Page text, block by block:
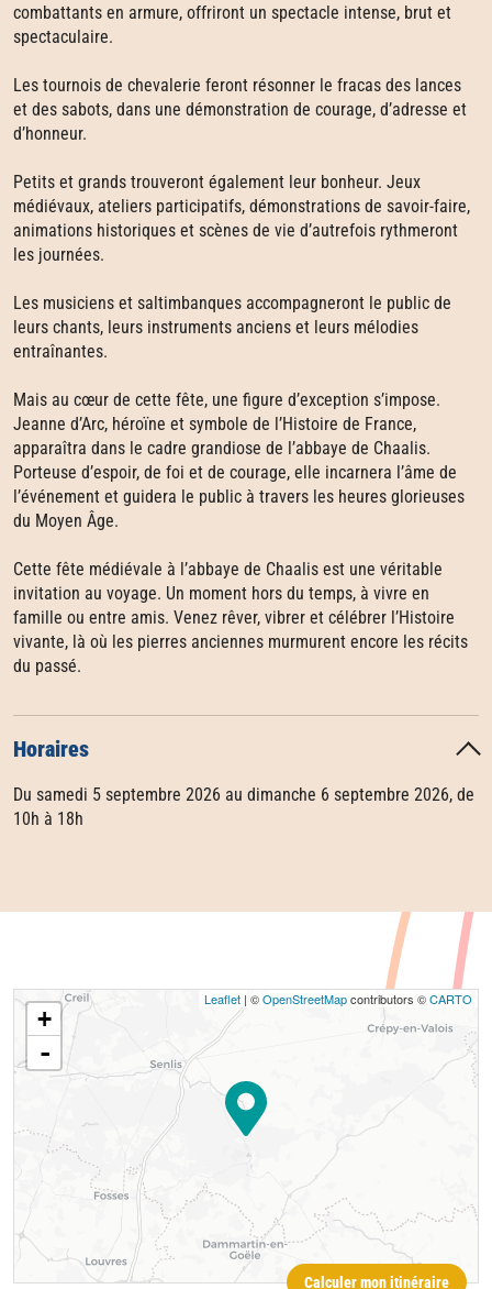
combattants en armure, offriront un spectacle intense, brut et
spectaculaire.
Les tournois de chevalerie feront résonner le fracas des lances
et des sabots, dans une démonstration de courage, d’adresse et
d’honneur.
Petits et grands trouveront également leur bonheur. Jeux
médiévaux, ateliers participatifs, démonstrations de savoir-faire,
animations historiques et scènes de vie d’autrefois rythmeront
les journées.
Les musiciens et saltimbanques accompagneront le public de
leurs chants, leurs instruments anciens et leurs mélodies
entraînantes.
Mais au cœur de cette fête, une figure d’exception s’impose.
Jeanne d’Arc, héroïne et symbole de l’Histoire de France,
apparaîtra dans le cadre grandiose de l’abbaye de Chaalis.
Porteuse d’espoir, de foi et de courage, elle incarnera l’âme de
l’événement et guidera le public à travers les heures glorieuses
du Moyen Âge.
Cette fête médiévale à l’abbaye de Chaalis est une véritable
invitation au voyage. Un moment hors du temps, à vivre en
famille ou entre amis. Venez rêver, vibrer et célébrer l’Histoire
vivante, là où les pierres anciennes murmurent encore les récits
du passé.
Horaires
Du samedi 5 septembre 2026 au dimanche 6 septembre 2026, de
10h à 18h
+
-
Leaflet | ©OpenStreetMapcontributors ©CARTO
Calculer mon itinéraire